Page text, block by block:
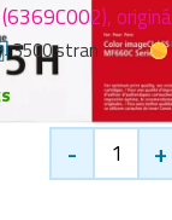
3500 stran
- +